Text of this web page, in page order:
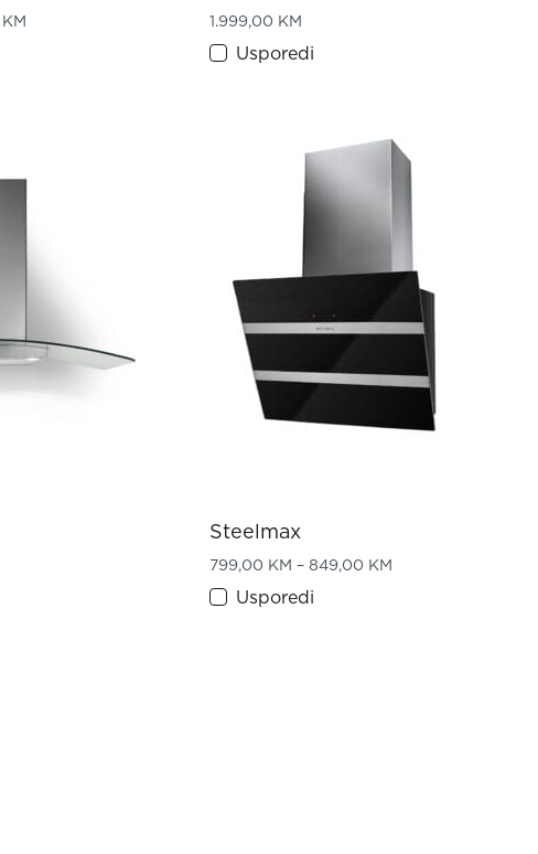
KM Price range: 229,00 KM through 269,00 KM
1.999,00 KM
Usporedi
Steelmax
799,00 KM – 849,00 KM
Usporedi